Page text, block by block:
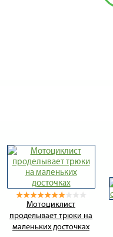
Мотоциклист
проделывает трюки на
маленьких досточках